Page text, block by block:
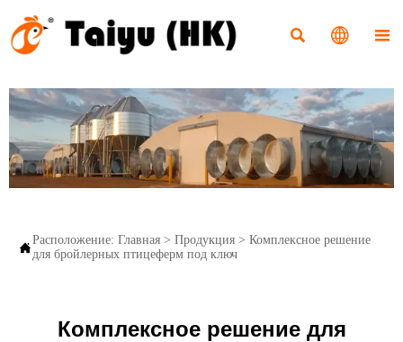
  
Расположение: Главная > Продукция > Комплексное решение
для бройлерных птицеферм под ключ
Комплексное решение для